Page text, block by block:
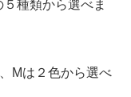
種類から選べま
Mは２色から選べ